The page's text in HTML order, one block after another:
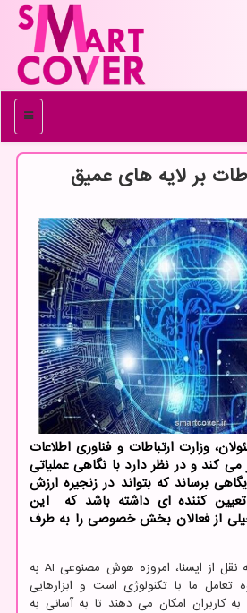
منو
بر لایه های عمیق
وزارت ارتباطات و فناوری اطلاعات
کند و در نظر دارد با نگاهی عملیاتی
برساند که بتواند در زنجیره ارزش
کننده ای داشته باشد که این
خیلی از فعالان بخش خصوصی را به طرف
به گزارش اسمارت کاور به نقل از ایسنا، امروزه هوش مصنوعی AI به
ما با تکنولوژی است و ابزارهایی
مانند ChatGPT و Copilot به کاربران امکان می دهند تا به آسانی به